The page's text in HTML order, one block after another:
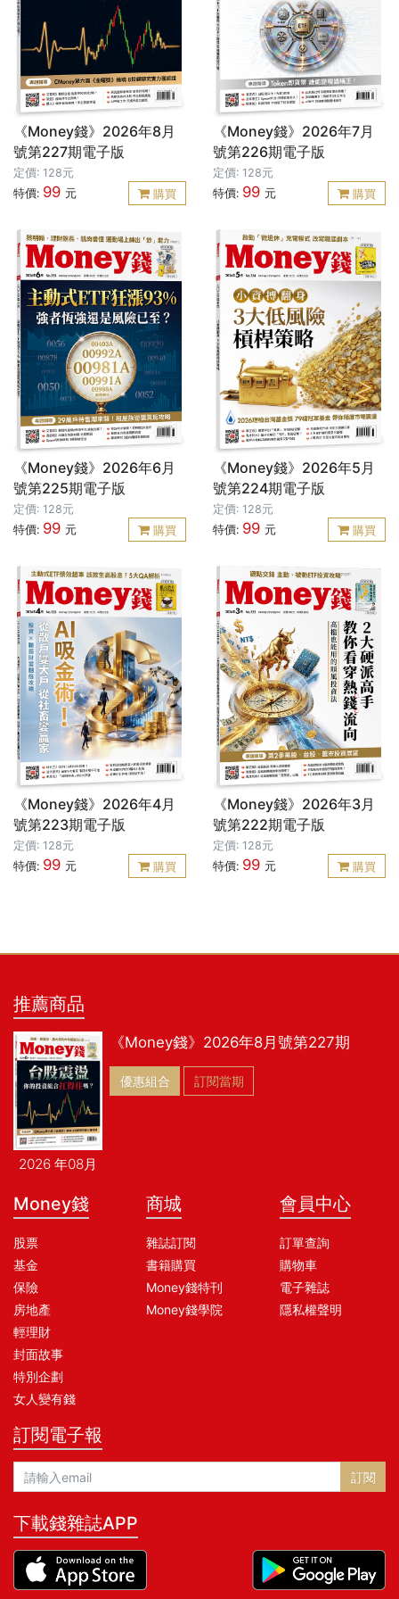
《Money錢》2026年8月
號第227期電子版
定價: 128元
特價: 99 元 購買
《Money錢》2026年7月
號第226期電子版
定價: 128元
特價: 99 元 購買
《Money錢》2026年6月
號第225期電子版
定價: 128元
特價: 99 元 購買
《Money錢》2026年5月
號第224期電子版
定價: 128元
特價: 99 元 購買
《Money錢》2026年4月
號第223期電子版
定價: 128元
特價: 99 元 購買
《Money錢》2026年3月
號第222期電子版
定價: 128元
特價: 99 元 購買
推薦商品
2026 年08月
《Money錢》2026年8月號第227期
優惠組合 訂閱當期
Money錢
股票
基金
保險
房地產
輕理財
封面故事
特別企劃
女人變有錢
商城
雜誌訂閱
書籍購買
Money錢特刊
Money錢學院
會員中心
訂單查詢
購物車
電子雜誌
隱私權聲明
訂閱電子報
訂閱
下載錢雜誌APP